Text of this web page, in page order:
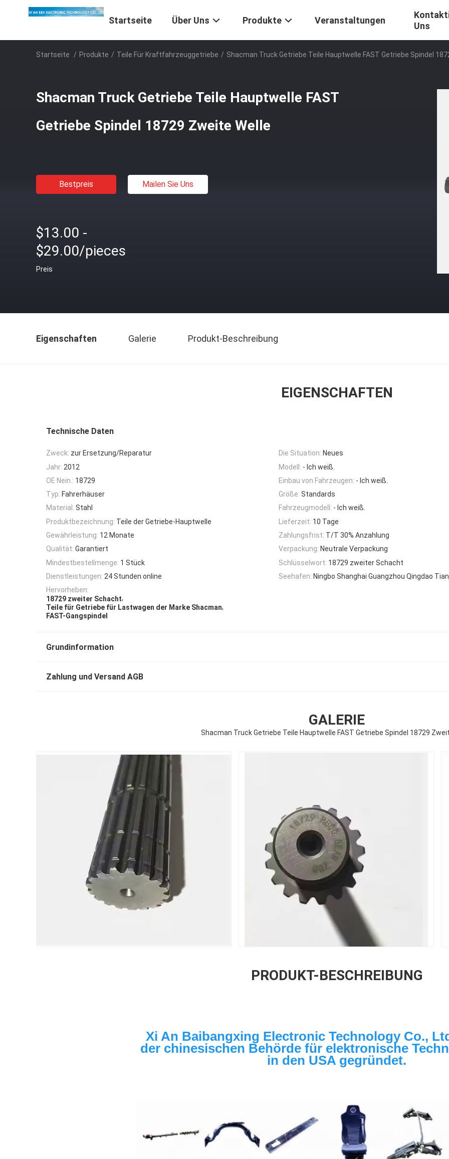
Startseite Über Uns Produkte Veranstaltungen
Uns
Startseite / Produkte / Teile Für Kraftfahrzeuggetriebe / Shacman Truck Getriebe Teile Hauptwelle FAST Getriebe Spindel
Shacman Truck Getriebe Teile Hauptwelle FAST
Getriebe Spindel 18729 Zweite Welle
Bestpreis Mailen Sie Uns
$13.00 -
$29.00/pieces
Preis
Eigenschaften Galerie Produkt-Beschreibung
EIGENSCHAFTEN
Technische Daten
Zweck: zur Ersetzung/Reparatur Die Situation: Neues
Jahr: 2012 Modell: - Ich weiß.
OE Nein.: 18729 Einbau von Fahrzeugen: - Ich weiß.
Typ: Fahrerhäuser Größe: Standards
Material: Stahl Fahrzeugmodell: - Ich weiß.
Produktbezeichnung: Teile der Getriebe-Hauptwelle Lieferzeit: 10 Tage
Gewährleistung: 12 Monate Zahlungsfrist: T/T 30% Anzahlung
Qualität: Garantiert Verpackung: Neutrale Verpackung
Mindestbestellmenge: 1 Stück Schlüsselwort: 18729 zweiter Schacht
Dienstleistungen: 24 Stunden online Seehafen: Ningbo Shanghai Guangzhou Qingdao
Hervorheben:
18729 zweiter Schacht,
Teile für Getriebe für Lastwagen der Marke Shacman,
FAST-Gangspindel
Grundinformation
Zahlung und Versand AGB
GALERIE
Shacman Truck Getriebe Teile Hauptwelle FAST Getriebe Spindel 18729
PRODUKT-BESCHREIBUNG
Xi An Baibangxing Electronic Technology Co.,
der chinesischen Behörde für elektronische
in den USA gegründet.